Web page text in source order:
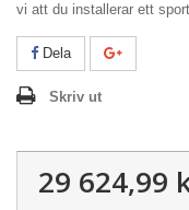
vi att du installerar ett
Dela
Skriv ut
29 624,99